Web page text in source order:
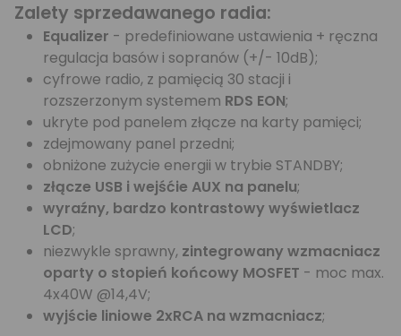
Zalety sprzedawanego radia:
Equalizer - predefiniowane ustawienia + ręczna
regulacja basów i sopranów (+/- 10dB);
cyfrowe radio, z pamięcią 30 stacji i
rozszerzonym systemem RDS EON;
ukryte pod panelem złącze na karty pamięci;
zdejmowany panel przedni;
obniżone zużycie energii w trybie STANDBY;
złącze USB i wejśćie AUX na panelu;
wyraźny, bardzo kontrastowy wyświetlacz
LCD;
niezwykle sprawny, zintegrowany wzmacniacz
oparty o stopień końcowy MOSFET - moc max.
4x40W @14,4V;
wyjście liniowe 2xRCA na wzmacniacz;